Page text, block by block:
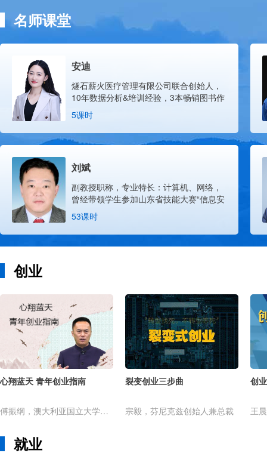
名师课堂
安迪
燧石薪火医疗管理有限公司联合创始人，
10年数据分析&培训经验，3本畅销图书作
者，某国企外聘首席数据呈现专家。微软
Office国际认证Master，华为认证搜索与
人工智能专家，科大讯飞提示词工程师，
国家三级健康管理师认证。
5课时
刘斌
副教授职称，专业特长：计算机、网络，
曾经带领学生参加山东省技能大赛“信息安
全管理与评估”赛项荣获省赛二等奖、三等
奖，全国大学生软件测试大赛“web安全”赛
项荣获特等奖，山东大学生科技节“网络安
全”二等奖。
53课时
创业
心翔蓝天 青年创业指南
傅振纲，澳大利亚国立大学管理学硕士
裂变创业三步曲
宗毅，芬尼克兹创始人兼总裁
创
就业